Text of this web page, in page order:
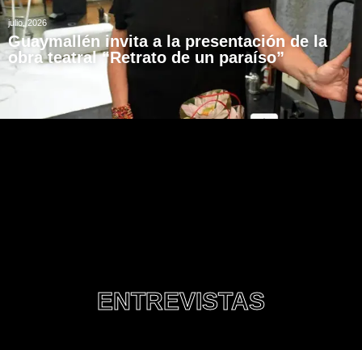
julio, 2026
Guaymallén invita a la presentación de la
obra teatral “Retrato de un paraíso”
ENTREVISTAS